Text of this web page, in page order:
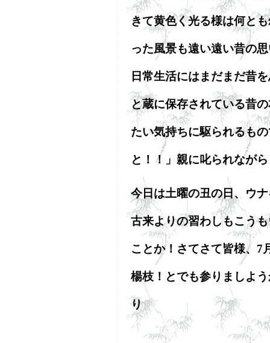
きて黄色く光る様は何と
った風景も遠い遠い昔の
日常生活にはまだまだ昔
と蔵に保存されている昔
たい気持ちに駆られるも
と！！」親に叱られなが
今日は土曜の丑の日、ウ
古来よりの習わしもこう
ことか！さてさて皆様、7
楊枝！とでも参りましよ
り